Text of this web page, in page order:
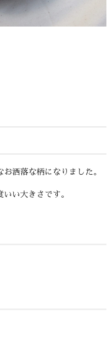
洒落な柄になりました。
い大きさです。